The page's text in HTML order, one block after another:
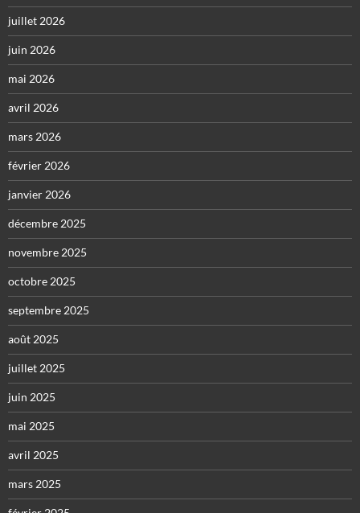
juillet 2026
juin 2026
mai 2026
avril 2026
mars 2026
février 2026
janvier 2026
décembre 2025
novembre 2025
octobre 2025
septembre 2025
août 2025
juillet 2025
juin 2025
mai 2025
avril 2025
mars 2025